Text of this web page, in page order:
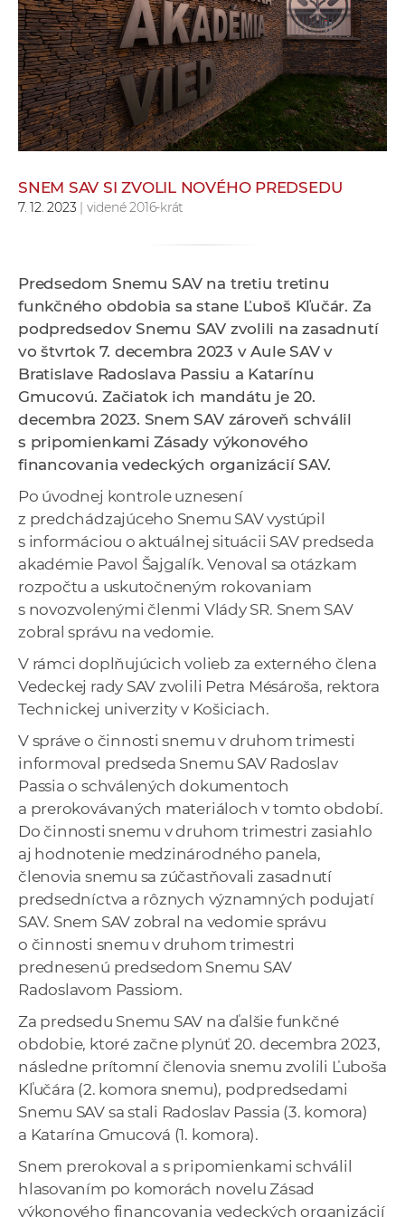
e
v
p
r
a
c
o
n
c
h
a
A
V
SNEM SAV SI ZVOLIL NOVÉHO PREDSEDU
7. 12. 2023 | videné 2016-krát
Predsedom Snemu SAV na tretiu tretinu
funkčného obdobia sa stane Ľuboš Kľučár. Za
podpredsedov Snemu SAV zvolili na zasadnutí
vo štvrtok 7. decembra 2023 v Aule SAV v
Bratislave Radoslava Passiu a Katarínu
Gmucovú. Začiatok ich mandátu je 20.
decembra 2023. Snem SAV zároveň schválil
s pripomienkami Zásady výkonového
financovania vedeckých organizácií SAV.
Po úvodnej kontrole uznesení
z predchádzajúceho Snemu SAV vystúpil
s informáciou o aktuálnej situácii SAV predseda
akadémie Pavol Šajgalík. Venoval sa otázkam
rozpočtu a uskutočneným rokovaniam
s novozvolenými členmi Vlády SR. Snem SAV
zobral správu na vedomie.
V rámci doplňujúcich volieb za externého člena
Vedeckej rady SAV zvolili Petra Mésároša, rektora
Technickej univerzity v Košiciach.
V správe o činnosti snemu v druhom trimesti
informoval predseda Snemu SAV Radoslav
Passia o schválených dokumentoch
a prerokovávaných materiáloch v tomto období.
Do činnosti snemu v druhom trimestri zasiahlo
aj hodnotenie medzinárodného panela,
členovia snemu sa zúčastňovali zasadnutí
predsedníctva a rôznych významných podujatí
SAV. Snem SAV zobral na vedomie správu
o činnosti snemu v druhom trimestri
prednesenú predsedom Snemu SAV
Radoslavom Passiom.
Za predsedu Snemu SAV na ďalšie funkčné
obdobie, ktoré začne plynúť 20. decembra 2023,
následne prítomní členovia snemu zvolili Ľuboša
Kľučára (2. komora snemu), podpredsedami
Snemu SAV sa stali Radoslav Passia (3. komora)
a Katarína Gmucová (1. komora).
Snem prerokoval a s pripomienkami schválil
hlasovaním po komorách novelu Zásad
výkonového financovania vedeckých organizácií